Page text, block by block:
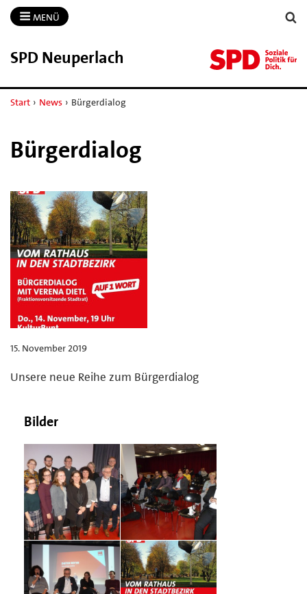
MENÜ
SPD Neuperlach
Start › News › Bürgerdialog
Bürgerdialog
15. November 2019
Unsere neue Reihe zum Bürgerdialog
Bilder